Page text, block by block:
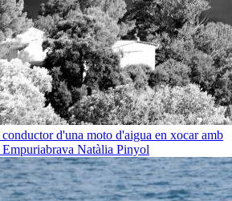
d'una moto d'aigua en xocar amb
Natàlia Pinyol